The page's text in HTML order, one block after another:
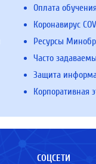
Оплата обучения
Коронавирус
Ресурсы
Часто
Защита
Корпоративная
СОЦСЕТИ